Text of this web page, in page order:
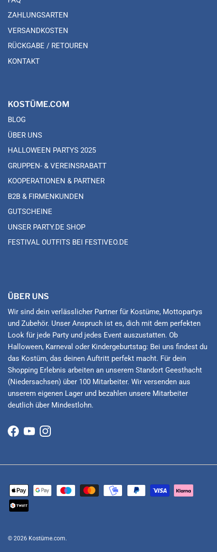
ZAHLUNGSARTEN
VERSANDKOSTEN
RÜCKGABE / RETOUREN
KONTAKT
KOSTÜME.COM
BLOG
ÜBER UNS
HALLOWEEN PARTYS 2025
GRUPPEN- & VEREINSRABATT
KOOPERATIONEN & PARTNER
B2B & FIRMENKUNDEN
GUTSCHEINE
UNSER PARTY.DE SHOP
FESTIVAL OUTFITS BEI FESTIVEO.DE
ÜBER UNS
Wir sind dein verlässlicher Partner für Kostüme, Mottopartys
und Zubehör. Unser Anspruch ist es, dich mit dem perfekten
Look für jede Party und jedes Event auszustatten. Ob
Halloween, Karneval oder Kindergeburtstag: Bei uns findest du
das Kostüm, das deinen Auftritt perfekt macht. Für dein
Shopping Erlebnis arbeiten an unserem Standort Geesthacht
(Niedersachsen) über 100 Mitarbeiter. Wir versenden aus
unserem eigenen Lager und bezahlen unsere Mitarbeiter
deutlich über Mindestlohn.
Facebook
YouTubeInstagram
© 2026 Kostüme.com.